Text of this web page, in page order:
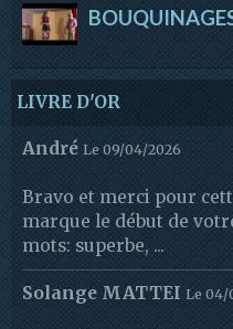
LIVRE D'OR
André Le 09/04/2026
Bravo et merci pour
marque le début de
mots: superbe, ...
Solange MATTEI Le 04/